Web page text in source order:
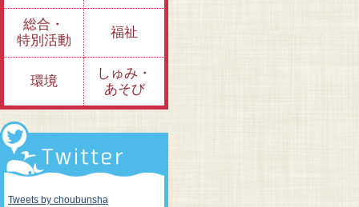
総合・
特別活動
福祉
環境
しゅみ・
あそび
Tweets by choubunsha